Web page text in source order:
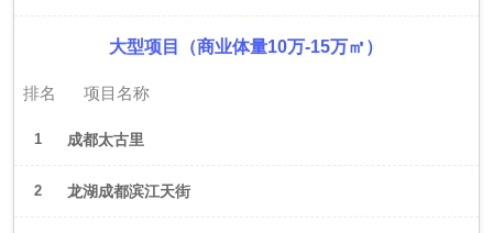
大型项目（商业体量10万-15万㎡）
排名 项目名称
1 成都太古里
2 龙湖成都滨江天街